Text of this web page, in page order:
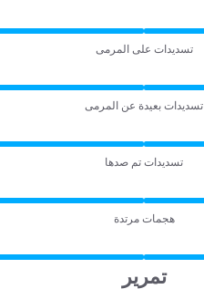
تسديدات على المرمى
تسديدات بعيدة عن المرمى
تسديدات تم صدها
هجمات مرتدة
تمرير